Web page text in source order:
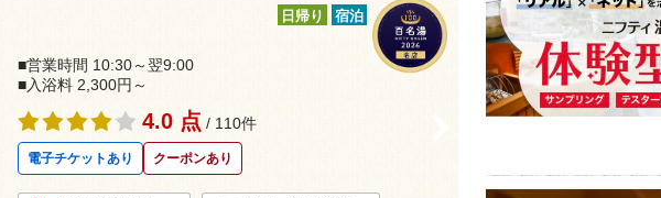
日帰り 宿泊
■営業時間 10:30～翌9:00
■入浴料 2,300円～
4.0 点 / 110件
電子チケットあり クーポンあり